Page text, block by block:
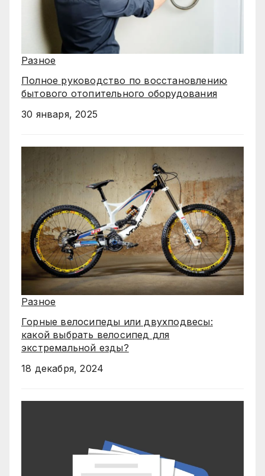
Разное
Полное руководство по восстановлению
бытового отопительного оборудования
30 января, 2025
Разное
Горные велосипеды или двухподвесы:
какой выбрать велосипед для
экстремальной езды?
18 декабря, 2024